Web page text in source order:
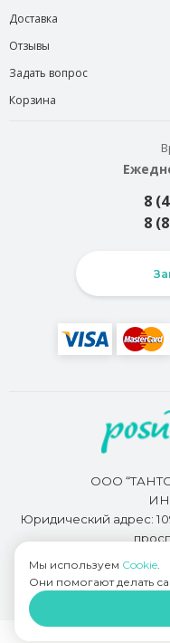
Доставка
Отзывы
Задать вопрос
Корзина
8
8
ООО
Юридический адрес:
Мы используем Cookie.
Они помогают делать